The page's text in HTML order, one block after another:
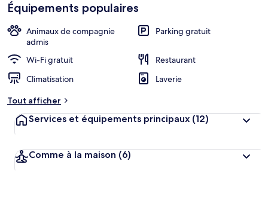
Équipements populaires
Animaux de compagnie
admis
Parking gratuit
Wi-Fi gratuit
Restaurant
Climatisation
Laverie
Tout afficher
Services et équipements principaux (12)
Comme à la maison (6)